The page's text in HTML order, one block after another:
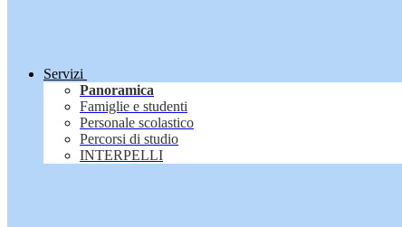
Servizi
Panoramica
Famiglie e studenti
Personale scolastico
Percorsi di studio
INTERPELLI